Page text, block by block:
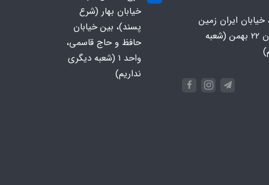
خیابان ایران زمین
جنوبی، خیابان 22 بهمن (شعبه
خیابان بهار (شرع
پسند)، بین خیابان
حافظ و حاج قاسمی،
واحد ۱ (شعبه دیگری
نداریم)